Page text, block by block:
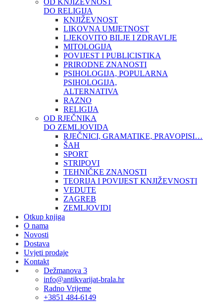
DO RELIGIJA
KNJIŽEVNOST
LIKOVNA UMJETNOST
LJEKOVITO BILJE I ZDRAVLJE
MITOLOGIJA
POVIJEST I PUBLICISTIKA
PRIRODNE ZNANOSTI
PSIHOLOGIJA, POPULARNA
PSIHOLOGIJA,
ALTERNATIVA
RAZNO
RELIGIJA
OD RJEČNIKA
DO ZEMLJOVIDA
RJEČNICI, GRAMATIKE, PRAVOPISI…
ŠAH
SPORT
STRIPOVI
TEHNIČKE ZNANOSTI
TEORIJA I POVIJEST KNJIŽEVNOSTI
VEDUTE
ZAGREB
ZEMLJOVIDI
Otkup knjiga
O nama
Novosti
Dostava
Uvjeti prodaje
Kontakt
Dežmanova 3
info@antikvarijat-brala.hr
Radno Vrijeme
+3851 484-6149